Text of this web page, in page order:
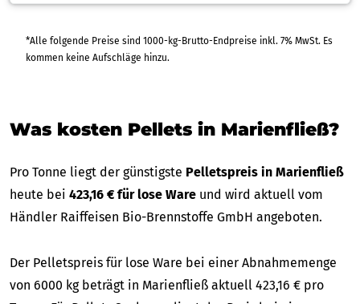
*Alle folgende Preise sind 1000-kg-Brutto-Endpreise inkl. 7% MwSt. Es
kommen keine Aufschläge hinzu.
Was kosten Pellets in Marienfließ?
Pro Tonne liegt der günstigste Pelletspreis in Marienfließ
heute bei 423,16 € für lose Ware und wird aktuell vom
Händler Raiffeisen Bio-Brennstoffe GmbH angeboten.
Der Pelletspreis für lose Ware bei einer Abnahmemenge
von 6000 kg beträgt in Marienfließ aktuell 423,16 € pro